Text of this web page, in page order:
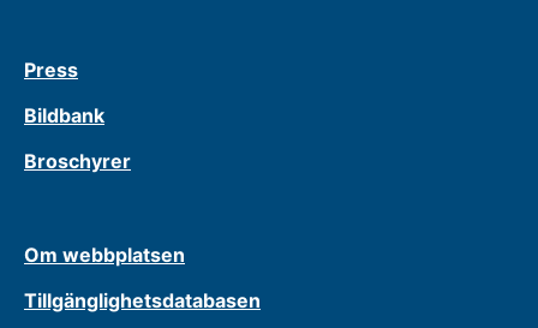
Press
Bildbank
Broschyrer
Om webbplatsen
Tillgänglighetsdatabasen